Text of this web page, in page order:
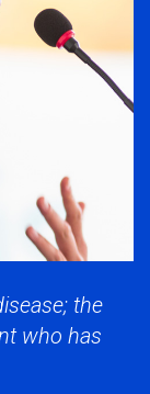
the
who has